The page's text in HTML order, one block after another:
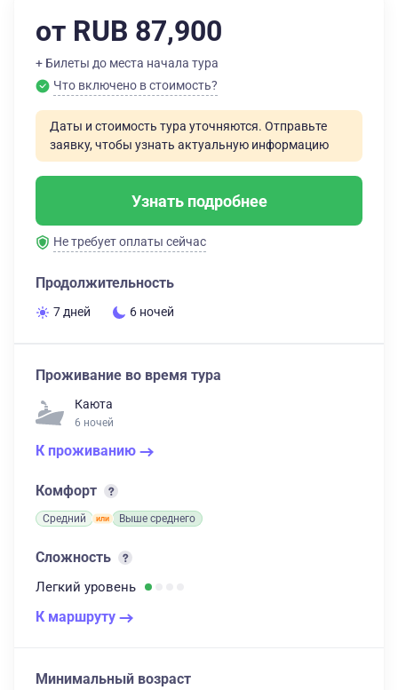
от RUB 87,900
+ Билеты до места начала тура
Что включено в стоимость?
Даты и стоимость тура уточняются. Отправьте
заявку, чтобы узнать актуальную информацию
Узнать подробнее
Не требует оплаты сейчас
Продолжительность
7 дней 6 ночей
Проживание во время тура
Каюта
6 ночей
К проживанию
Комфорт
Средний Выше среднего
Сложность
Легкий уровень
К маршруту
Минимальный возраст